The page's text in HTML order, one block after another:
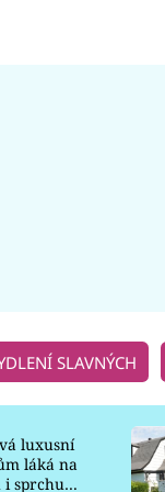
SLAVNÝCH
luxusní
láká na
i sprchu